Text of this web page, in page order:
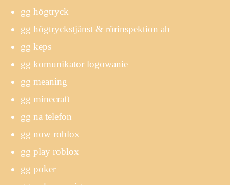
gg högtryck
gg högtryckstjänst & rörinspektion ab
gg keps
gg komunikator logowanie
gg meaning
gg minecraft
gg na telefon
gg now roblox
gg play roblox
gg poker